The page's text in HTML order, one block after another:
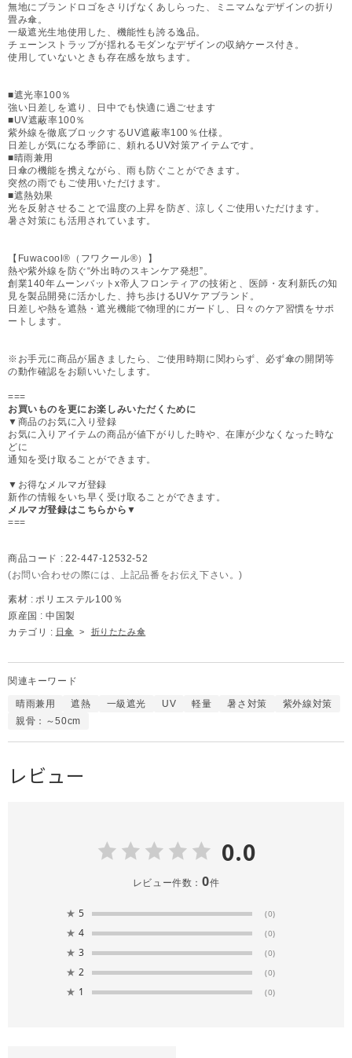
無地にブランドロゴをさりげなくあしらった、ミニマムなデザインの折り
畳み傘。
一級遮光生地使用した、機能性も誇る逸品。
チェーンストラップが揺れるモダンなデザインの収納ケース付き。
使用していないときも存在感を放ちます。
■遮光率100％
強い日差しを遮り、日中でも快適に過ごせます
■UV遮蔽率100％
紫外線を徹底ブロックするUV遮蔽率100％仕様。
日差しが気になる季節に、頼れるUV対策アイテムです。
■晴雨兼用
日傘の機能を携えながら、雨も防ぐことができます。
突然の雨でもご使用いただけます。
■遮熱効果
光を反射させることで温度の上昇を防ぎ、涼しくご使用いただけます。
暑さ対策にも活用されています。
【Fuwacool®（フワクール®）】
熱や紫外線を防ぐ“外出時のスキンケア発想”。
創業140年ムーンバットx帝人フロンティアの技術と、医師・友利新氏の知
見を製品開発に活かした、持ち歩けるUVケアブランド。
日差しや熱を遮熱・遮光機能で物理的にガードし、日々のケア習慣をサポ
ートします。
※お手元に商品が届きましたら、ご使用時期に関わらず、必ず傘の開閉等
の動作確認をお願いいたします。
===
お買いものを更にお楽しみいただくために
▼商品のお気に入り登録
お気に入りアイテムの商品が値下がりした時や、在庫が少なくなった時な
どに
通知を受け取ることができます。
▼お得なメルマガ登録
新作の情報をいち早く受け取ることができます。
メルマガ登録はこちらから▼
===
商品コード : 22-447-12532-52
(お問い合わせの際には、上記品番をお伝え下さい。)
素材 : ポリエステル100％
原産国 : 中国製
カテゴリ : 日傘 > 折りたたみ傘
関連キーワード
晴雨兼用 遮熱 一級遮光 UV 軽量 暑さ対策
紫外線対策
親骨：～50cm
レビュー
0.0
レビュー件数： 0件
★ 5 (0)
★ 4 (0)
★ 3 (0)
★ 2 (0)
★ 1 (0)